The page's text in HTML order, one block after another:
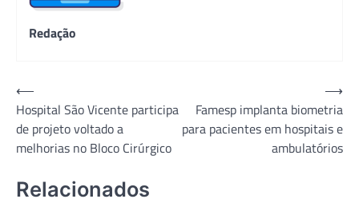
Redação
Navegação
de
Post
⟵
Hospital São Vicente participa
de projeto voltado a
melhorias no Bloco Cirúrgico
Famesp implanta biometria
para pacientes em hospitais e
ambulatórios
⟶
Relacionados